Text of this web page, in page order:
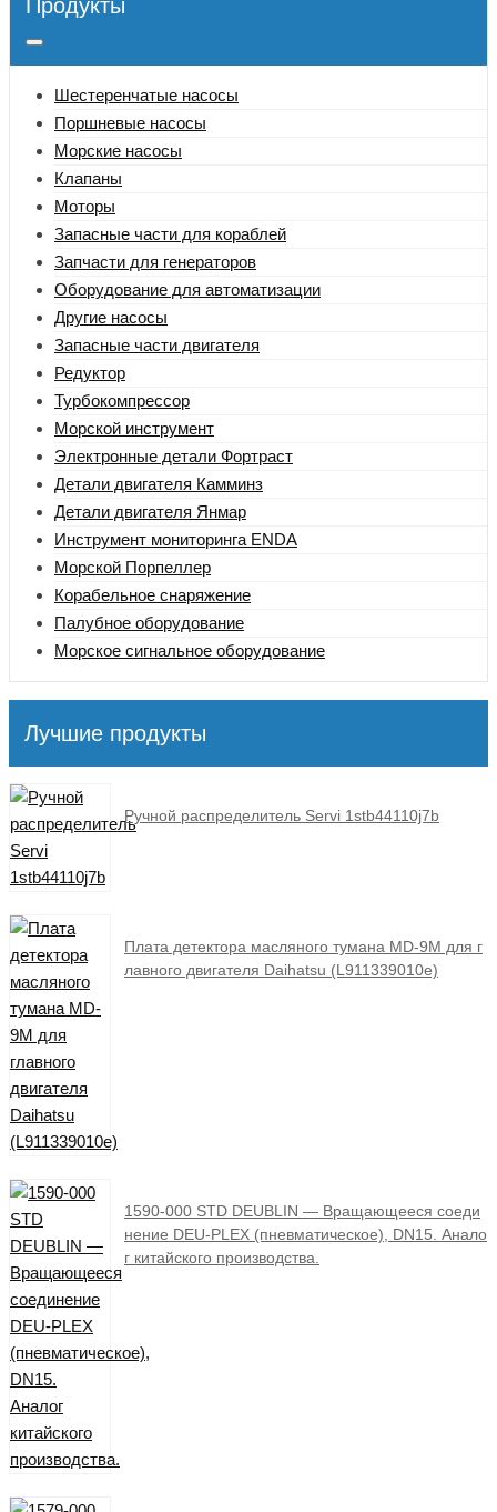
Продукты
Шестеренчатые насосы
Поршневые насосы
Морские насосы
Клапаны
Моторы
Запасные части для кораблей
Запчасти для генераторов
Оборудование для автоматизации
Другие насосы
Запасные части двигателя
Редуктор
Турбокомпрессор
Морской инструмент
Электронные детали Фортраст
Детали двигателя Камминз
Детали двигателя Янмар
Инструмент мониторинга ENDA
Морской Порпеллер
Корабельное снаряжение
Палубное оборудование
Морское сигнальное оборудование
Лучшие продукты
Ручной распределитель Servi 1stb44110j7b
Плата детектора масляного тумана MD-9M для г
лавного двигателя Daihatsu (L911339010e)
1590-000 STD DEUBLIN — Вращающееся соеди
нение DEU-PLEX (пневматическое), DN15. Анало
г китайского производства.